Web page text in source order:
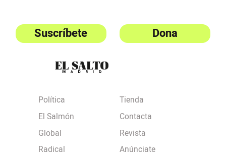
Suscríbete Dona
Política
El Salmón
Global
Radical
Tienda
Contacta
Revista
Anúnciate